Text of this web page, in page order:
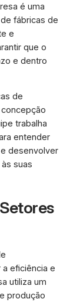
é uma
fábricas de
e
que o
e dentro
de
trabalha
entender
desenvolver
suas
eficiência e
utiliza um
produção